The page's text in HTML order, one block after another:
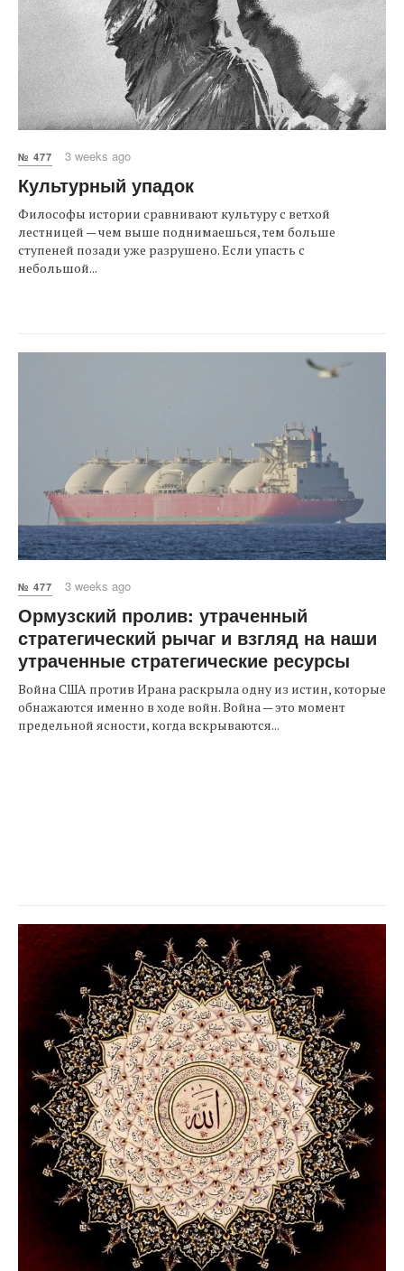
№ 477 3 weeks ago
Культурный упадок
Философы истории сравнивают культуру с ветхой
лестницей — чем выше поднимаешься, тем больше
ступеней позади уже разрушено. Если упасть с
небольшой...
№ 477 3 weeks ago
Ормузский пролив: утраченный
стратегический рычаг и взгляд на наши
утраченные стратегические ресурсы
Война США против Ирана раскрыла одну из истин, которые
обнажаются именно в ходе войн. Война — это момент
предельной ясности, когда вскрываются...